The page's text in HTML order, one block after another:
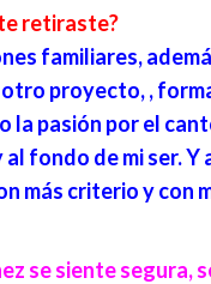
retiraste?
familiares,
proyecto, ,
la pasión por el
fondo de mi ser. Y
más criterio y con
se siente segura,